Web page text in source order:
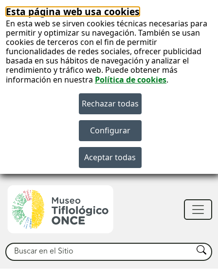
Esta página web usa cookies
En esta web se sirven cookies técnicas necesarias para
permitir y optimizar su navegación. También se usan
cookies de terceros con el fin de permitir
funcionalidades de redes sociales, ofrecer publicidad
basada en sus hábitos de navegación y analizar el
rendimiento y tráfico web. Puede obtener más
información en nuestra Política de cookies.
Buscar Buscar